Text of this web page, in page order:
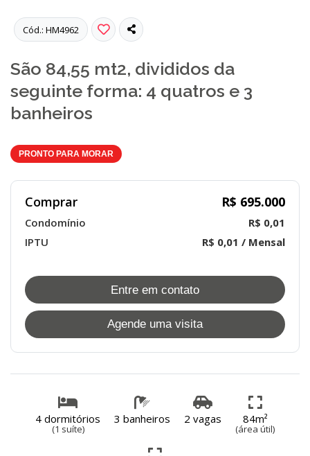
Cód.: HM4962
São 84,55 mt2, divididos da
seguinte forma: 4 quatros e 3
banheiros
PRONTO PARA MORAR
Comprar R$ 695.000
Condomínio
R$ 0,01
IPTU
R$ 0,01 / Mensal
Entre em contato
Agende uma visita
4 dormitórios
(1 suíte)
3 banheiros 2 vagas 84m²
(área útil)